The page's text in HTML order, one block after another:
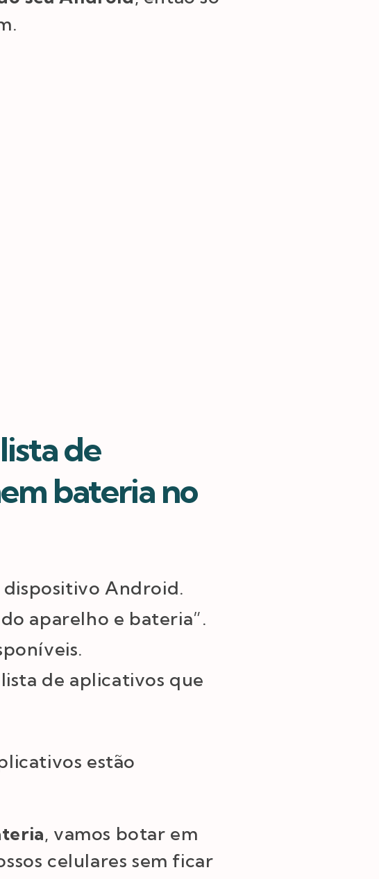
de
bateria no
dispositivo Android.
aparelho e bateria”.
de aplicativos que
estão
, vamos botar em
celulares sem ficar